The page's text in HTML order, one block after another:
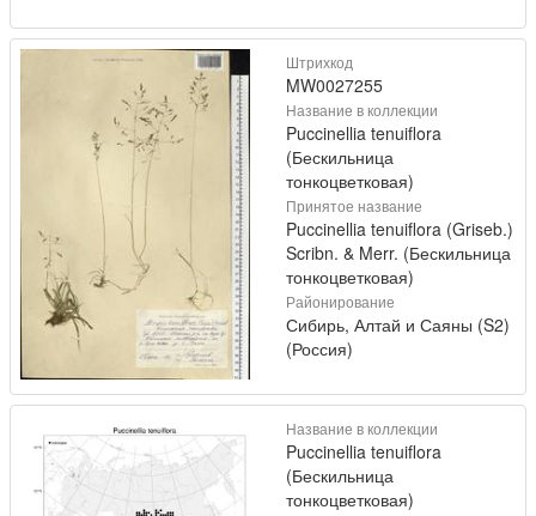
Штрихкод
MW0027255
Название в коллекции
Puccinellia tenuiflora
(Бескильница
тонкоцветковая)
Принятое название
Puccinellia tenuiflora (Griseb.)
Scribn. & Merr. (Бескильница
тонкоцветковая)
Районирование
Сибирь, Алтай и Саяны (S2)
(Россия)
Название в коллекции
Puccinellia tenuiflora
(Бескильница
тонкоцветковая)